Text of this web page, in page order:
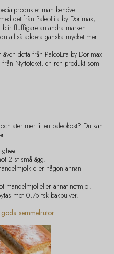
man behöver:
det från PaleoLita by Dorimax,
blir fluffigare än andra märken.
alltså addera ganska mycket mer
detta från PaleoLita by Dorimax
Nyttoteket, en ren produkt som
äter mer åt en paleokost? Du kan
2 st små ägg.
eller någon annan
mandelmjöl eller annat nötmjöl.
mot 0,75 tsk bakpulver.
semmelrutor